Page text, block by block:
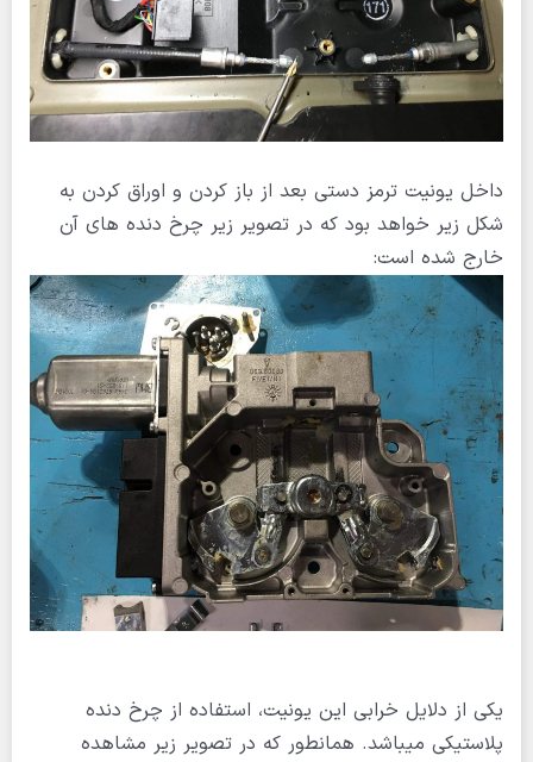
داخل یونیت ترمز دستی بعد از باز کردن و اوراق کردن به
شکل زیر خواهد بود که در تصویر زیر چرخ دنده های آن
خارج شده است:
یکی از دلایل خرابی این یونیت، استفاده از چرخ دنده
پلاستیکی میباشد. همانطور که در تصویر زیر مشاهده